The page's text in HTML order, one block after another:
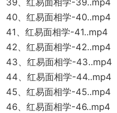
40、红易面相学-40..mp4
41、红易面相学-41..mp4
42、红易面相学-42..mp4
43、红易面相学-43..mp4
44、红易面相学-44..mp4
45、红易面相学-45..mp4
46、红易面相学-46..mp4